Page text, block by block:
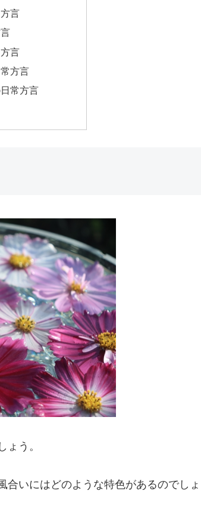
言
言
方言
常方言
う。
いにはどのような特色があるのでしょ